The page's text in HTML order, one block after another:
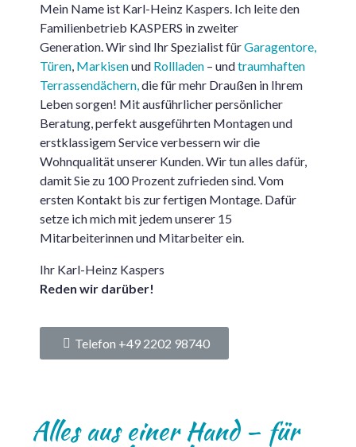
Mein Name ist Karl-Heinz Kaspers. Ich leite den
Familienbetrieb KASPERS in zweiter
Generation. Wir sind Ihr Spezialist fürGaragentore,
Türen, Markisenund Rollladen – undtraumhaften
Terrassendächern,die für mehr Draußen in Ihrem
Leben sorgen! Mit ausführlicher persönlicher
Beratung, perfekt ausgeführten Montagen und
erstklassigem Service verbessern wir die
Wohnqualität unserer Kunden. Wir tun alles dafür,
damit Sie zu 100 Prozent zufrieden sind. Vom
ersten Kontakt bis zur fertigen Montage. Dafür
setze ich mich mit jedem unserer 15
Mitarbeiterinnen und Mitarbeiter ein.
Ihr Karl-Heinz Kaspers
Reden wir darüber!
Telefon +49 2202 98740
Alles aus einer Hand – für